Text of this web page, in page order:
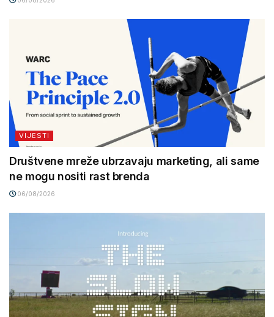
VIJESTI
Društvene mreže ubrzavaju marketing, ali same
ne mogu nositi rast brenda
06/08/2026